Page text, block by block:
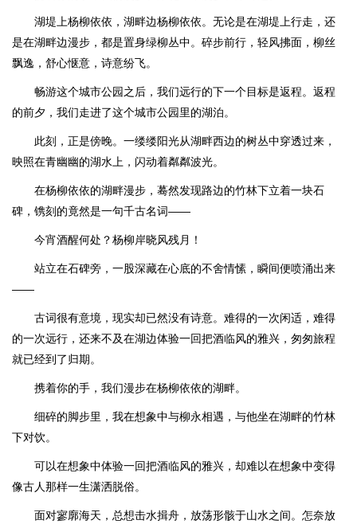
湖堤上杨柳依依，湖畔边杨柳依依。无论是在湖堤上行走，还
是在湖畔边漫步，都是置身绿柳丛中。碎步前行，轻风拂面，柳丝
飘逸，舒心惬意，诗意纷飞。
畅游这个城市公园之后，我们远行的下一个目标是返程。返程
的前夕，我们走进了这个城市公园里的湖泊。
此刻，正是傍晚。一缕缕阳光从湖畔西边的树丛中穿透过来，
映照在青幽幽的湖水上，闪动着粼粼波光。
在杨柳依依的湖畔漫步，蓦然发现路边的竹林下立着一块石
碑，镌刻的竟然是一句千古名词——
今宵酒醒何处？杨柳岸晓风残月！
站立在石碑旁，一股深藏在心底的不舍情愫，瞬间便喷涌出来
——
古词很有意境，现实却已然没有诗意。难得的一次闲适，难得
的一次远行，还来不及在湖边体验一回把酒临风的雅兴，匆匆旅程
就已经到了归期。
携着你的手，我们漫步在杨柳依依的湖畔。
细碎的脚步里，我在想象中与柳永相遇，与他坐在湖畔的竹林
下对饮。
可以在想象中体验一回把酒临风的雅兴，却难以在想象中变得
像古人那样一生潇洒脱俗。
面对寥廓海天，总想击水揖舟，放荡形骸于山水之间。怎奈放